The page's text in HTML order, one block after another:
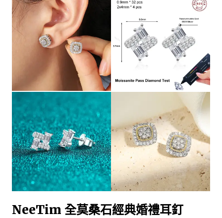
NeeTim 全莫桑石經典婚禮耳釘